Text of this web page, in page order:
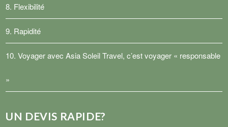
8. Flexibilité
9. Rapidité
10. Voyager avec Asia Soleil Travel, c’est voyager « responsable
»
UN DEVIS RAPIDE?